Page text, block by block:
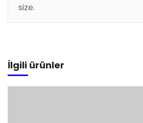
size.
İlgili ürünler